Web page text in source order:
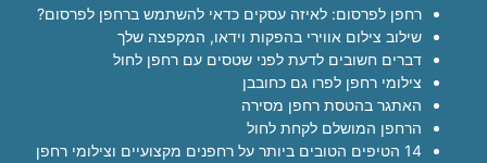
רחפן לפרסום: לאיזה עסקים כדאי להשתמש ברחפן לפרסום?
שילוב צילום אווירי בהפקות וידאו, המקפצה שלך
דברים חשובים לדעת לפני שטסים עם רחפן לחול
צילומי רחפן לפרו גם כחובבן
האתגר בהטסת רחפן מסירה
הרחפן המושלם לקחת לחול
14 הטיפים הטובים ביותר על רחפנים מקצועיים וצילומי רחפן